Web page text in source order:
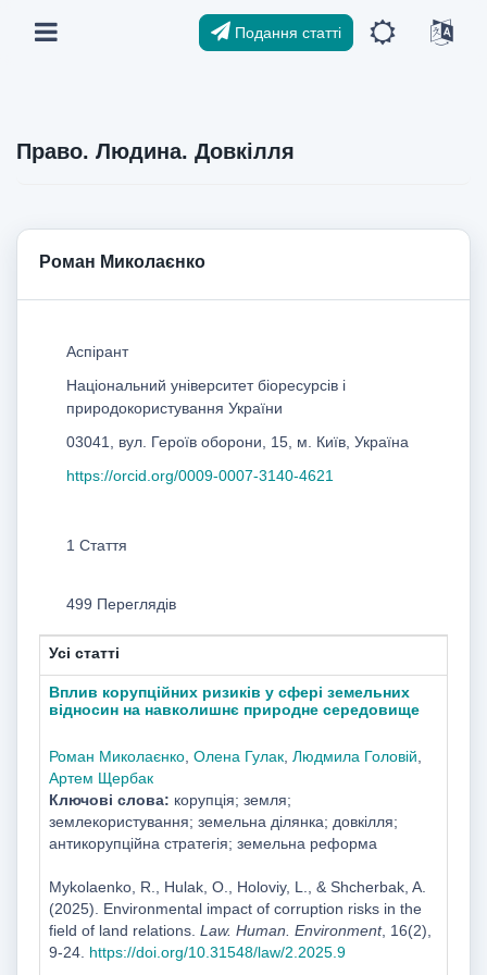
Подання статті
Право. Людина. Довкілля
Роман Миколаєнко
Аспірант
Національний університет біоресурсів і
природокористування України
03041, вул. Героїв оборони, 15, м. Київ, Україна
https://orcid.org/0009-0007-3140-4621
1 Стаття
499 Переглядів
Усі статті
Вплив корупційних ризиків у сфері земельних
відносин на навколишнє природне середовище
Роман Миколаєнко, Олена Гулак, Людмила Головій
Артем Щербак
Ключові слова: корупція; земля;
землекористування; земельна ділянка; довкілля;
антикорупційна стратегія; земельна реформа
Mykolaenko, R., Hulak, O., Holoviy, L., & Shcherbak, A.
(2025). Environmental impact of corruption risks in the
field of land relations. Law. Human. Environment, 16(2),
9-24. https://doi.org/10.31548/law/2.2025.9